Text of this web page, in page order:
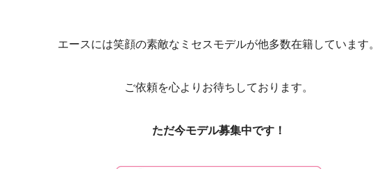
エースには笑顔の素敵なミセスモデルが他多数在籍しています。
ご依頼を心よりお待ちしております。
ただ今モデル募集中です！